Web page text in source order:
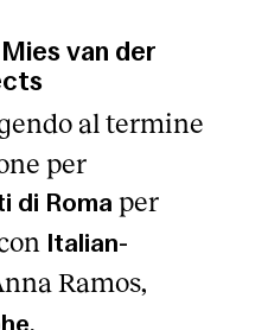
van der
al termine
per
di Roma per
Italian-
Ramos,
.